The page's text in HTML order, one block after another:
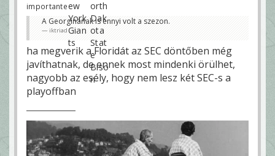
importante
A Georginának is ennyi volt a szezon.
iktriad
ha megverik a Floridát az SEC döntőben még
javíthatnak, de ennek most mindenki örülhet,
nagyobb az esély, hogy nem lesz két SEC-s a
playoffban